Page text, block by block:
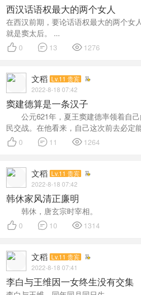
西汉话语权最大的两个女人
在西汉前期，要论话语权最大的两个女
就是窦太后。 ...
 0  13  1276
文稻 Lv.11 贵宾
2022-8-18 07:42
窦建德算是一条汉子
公元621年，夏王窦建德率领着自己
民交战。在他看来，自己这次前去必定
 0  11  1264
文稻 Lv.11 贵宾
2022-8-18 07:42
韩休家风清正廉明
韩休，唐玄宗时宰相。
 0  10  1314
文稻 Lv.11 贵宾
2022-8-18 07:41
李白与王维因一女终生没有交集